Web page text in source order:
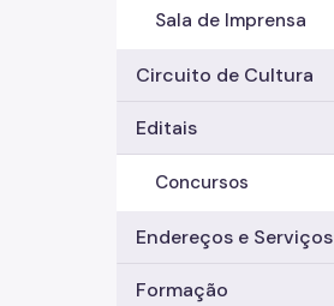
Sala de Imprensa
Circuito de Cultura
Editais
Concursos
Endereços e Serviços
Formação